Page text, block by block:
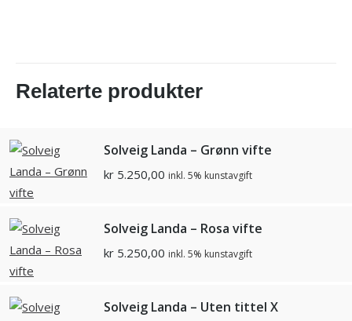
Relaterte produkter
Solveig Landa – Grønn vifte
kr 5.250,00 inkl. 5% kunstavgift
Solveig Landa – Rosa vifte
kr 5.250,00 inkl. 5% kunstavgift
Solveig Landa – Uten tittel X